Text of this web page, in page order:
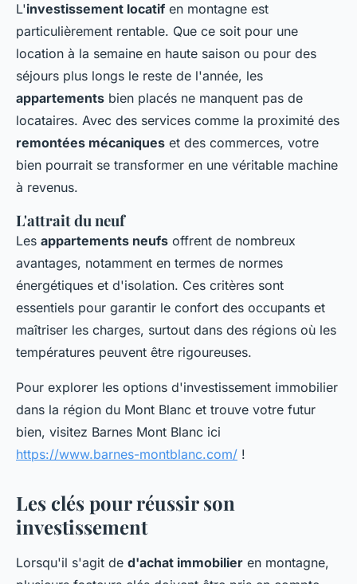
L'investissement locatif en montagne est
particulièrement rentable. Que ce soit pour une
location à la semaine en haute saison ou pour des
séjours plus longs le reste de l'année, les
appartements bien placés ne manquent pas de
locataires. Avec des services comme la proximité des
remontées mécaniques et des commerces, votre
bien pourrait se transformer en une véritable machine
à revenus.
L'attrait du neuf
Les appartements neufs offrent de nombreux
avantages, notamment en termes de normes
énergétiques et d'isolation. Ces critères sont
essentiels pour garantir le confort des occupants et
maîtriser les charges, surtout dans des régions où les
températures peuvent être rigoureuses.
Pour explorer les options d'investissement immobilier
dans la région du Mont Blanc et trouve votre futur
bien, visitez Barnes Mont Blanc ici
https://www.barnes-montblanc.com/ !
Les clés pour réussir son
investissement
Lorsqu'il s'agit de d'achat immobilier en montagne,